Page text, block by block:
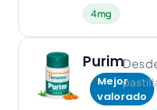
4mg
Purim
Mejor
valorado